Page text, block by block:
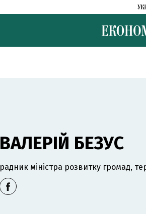
ВАЛЕРІЙ БЕЗУС
радник міністра розвитку громад,